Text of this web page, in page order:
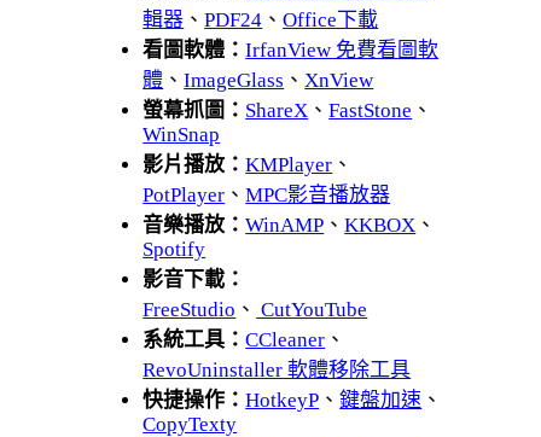
輯器 、PDF24 、Office下載
看圖軟體：IrfanView 免費看圖軟
體 、ImageGlass 、 XnView
螢幕抓圖： ShareX 、FastStone 、
WinSnap
影片播放：KMPlayer 、
PotPlayer 、MPC影音播放器
音樂播放：WinAMP 、KKBOX 、
Spotify
影音下載：
FreeStudio 、 CutYouTube
系統工具：CCleaner 、
RevoUninstaller 軟體移除工具
快捷操作：HotkeyP 、鍵盤加速 、
CopyTexty